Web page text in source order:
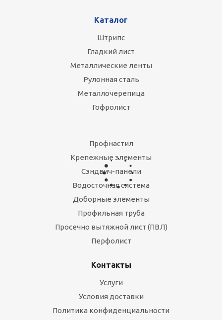
руб./пог.м
Есть в наличии
руб./пог.м
Каталог
Штрипс
Гладкий лист
Металлические ленты
Рулонная сталь
Металлочерепица
Гофролист
Профнастил
Крепежные элементы
Сэндвич-панели
Водосточная система
Доборные элементы
Профильная труба
Просечно вытяжной лист (ПВЛ)
Перфолист
Контакты
Услуги
Условия доставки
Политика конфиденциальности